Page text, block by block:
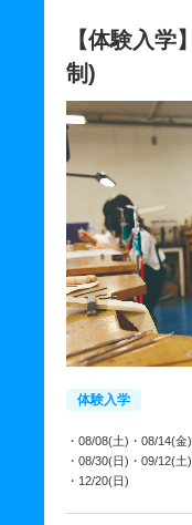
【体験入学
制)
体験入学
・08/08(土) ・08/14(金)
・08/30(日) ・09/12(土)
・12/20(日)